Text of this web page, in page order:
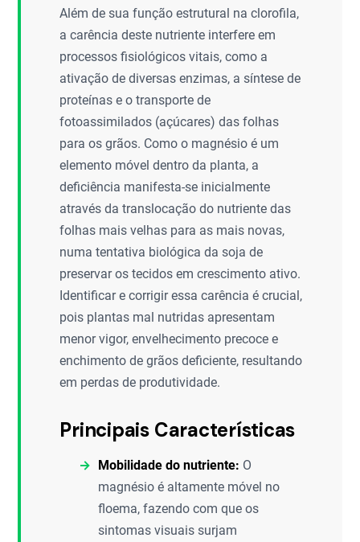
Além de sua função estrutural na clorofila,
a carência deste nutriente interfere em
processos fisiológicos vitais, como a
ativação de diversas enzimas, a síntese de
proteínas e o transporte de
fotoassimilados (açúcares) das folhas
para os grãos. Como o magnésio é um
elemento móvel dentro da planta, a
deficiência manifesta-se inicialmente
através da translocação do nutriente das
folhas mais velhas para as mais novas,
numa tentativa biológica da soja de
preservar os tecidos em crescimento ativo.
Identificar e corrigir essa carência é crucial,
pois plantas mal nutridas apresentam
menor vigor, envelhecimento precoce e
enchimento de grãos deficiente, resultando
em perdas de produtividade.
Principais Características
Mobilidade do nutriente: O
magnésio é altamente móvel no
floema, fazendo com que os
sintomas visuais surjam